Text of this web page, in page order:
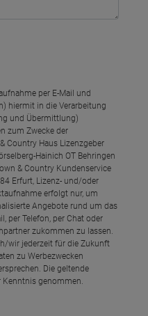
per E-Mail und
hiermit in die Verarbeitung
und Übermittlung)
zum Zwecke der
Country Haus Lizenzgeber
Hainich OT Behringen
& Country Kundenservice
Erfurt, Lizenz- und/oder
erfolgt nur, um
Angebote rund um das
per Telefon, per Chat oder
zukommen zu lassen.
wir jederzeit für die Zukunft
zu Werbezwecken
Die geltende
Kenntnis genommen.